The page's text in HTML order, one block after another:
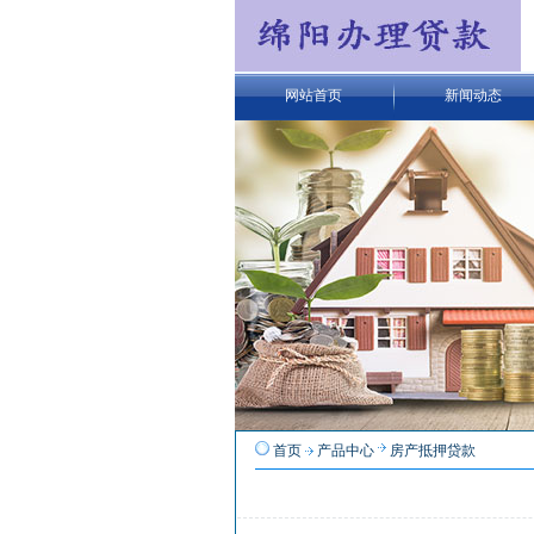
网站首页 新闻动态
首页 产品中心 房产抵押贷款